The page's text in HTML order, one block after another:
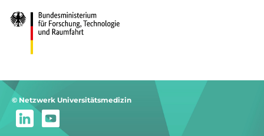
© Netzwerk Universitätsmedizin